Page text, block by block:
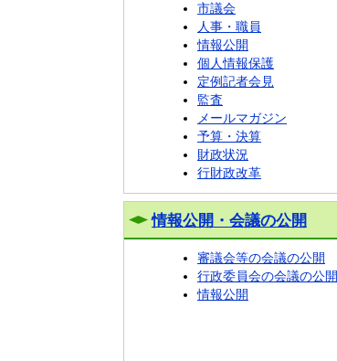
市議会
人事・職員
情報公開
個人情報保護
定例記者会見
監査
メールマガジン
予算・決算
財政状況
行財政改革
情報公開・会議の公開
審議会等の会議の公開
行政委員会の会議の公開
情報公開